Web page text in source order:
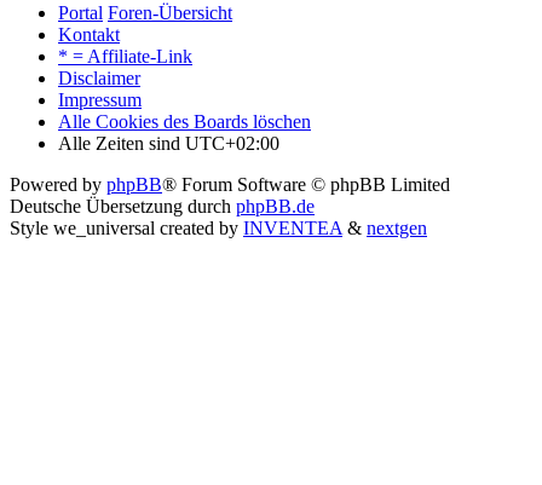
Portal Foren-Übersicht
Kontakt
* = Affiliate-Link
Disclaimer
Impressum
Alle Cookies des Boards löschen
Alle Zeiten sind UTC+02:00
Powered by phpBB® Forum Software © phpBB Limited
Deutsche Übersetzung durch phpBB.de
Style we_universal created by INVENTEA & nextgen